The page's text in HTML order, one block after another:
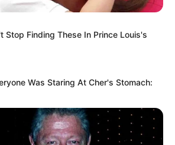
Stop Finding These In Prince Louis's
Was Staring At Cher's Stomach: